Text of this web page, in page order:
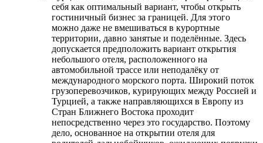
себя как оптимальный вариант, чтобы открыть
гостиничный бизнес за границей. Для этого
можно даже не вмешиваться в курортные
территории, давно занятые и поделённые. Здесь
допускается предположить вариант открытия
небольшого отеля, расположенного на
автомобильной трассе или неподалёку от
международного морского порта. Широкий поток
грузоперевозчиков, курирующих между Россией и
Турцией, а также направляющихся в Европу из
Стран Ближнего Востока проходит
непосредственно через это государство. Поэтому
дело, основанное на открытии отеля для